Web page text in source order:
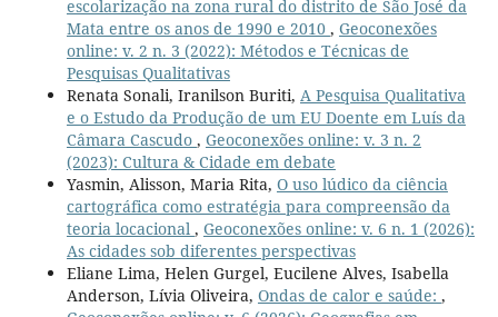
escolarização na zona rural do distrito de São José da
Mata entre os anos de 1990 e 2010 , Geoconexões
online: v. 2 n. 3 (2022): Métodos e Técnicas de
Pesquisas Qualitativas
Renata Sonali, Iranilson Buriti, A Pesquisa Qualitativa
e o Estudo da Produção de um EU Doente em Luís da
Câmara Cascudo , Geoconexões online: v. 3 n. 2
(2023): Cultura & Cidade em debate
Yasmin, Alisson, Maria Rita, O uso lúdico da ciência
cartográfica como estratégia para compreensão da
teoria locacional , Geoconexões online: v. 6 n. 1 (2026):
As cidades sob diferentes perspectivas
Eliane Lima, Helen Gurgel, Eucilene Alves, Isabella
Anderson, Lívia Oliveira, Ondas de calor e saúde: ,